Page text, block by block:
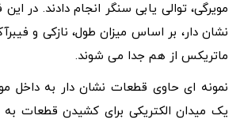
نشان دار، بر اساس میزان طول، نازکی و
ماتریکس از هم جدا می شوند.
نمونه ای حاوی قطعات نشان دار به داخل
یک میدان الکتریکی برای کشیدن قطعات